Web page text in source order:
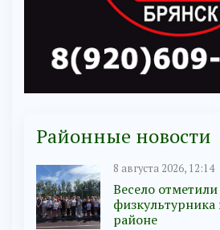
Районные новости
8 августа 2026, 12:14
Весело
районе